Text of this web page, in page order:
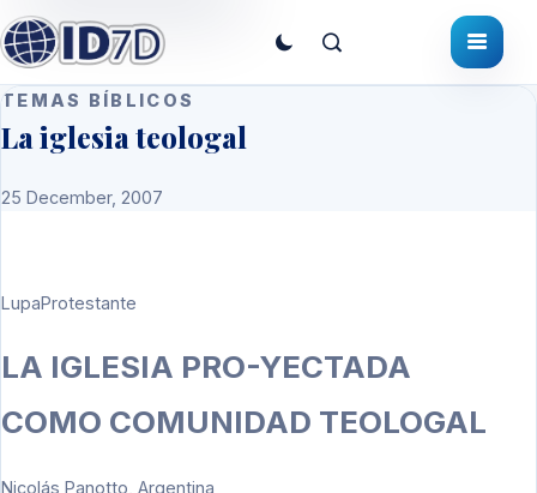
TEMAS BÍBLICOS
La iglesia teologal
25 December, 2007
LupaProtestante
LA IGLESIA PRO-YECTADA
COMO COMUNIDAD TEOLOGAL
Nicolás Panotto, Argentina